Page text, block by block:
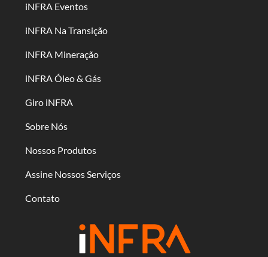
iNFRA Eventos
iNFRA Na Transição
iNFRA Mineração
iNFRA Óleo & Gás
Giro iNFRA
Sobre Nós
Nossos Produtos
Assine Nossos Serviços
Contato